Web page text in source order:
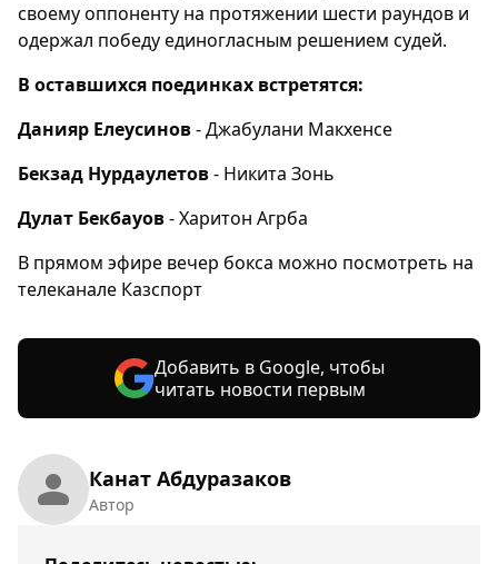
Канат Абдуразаков
Автор
своему оппоненту на протяжении шести раундов и
одержал победу единогласным решением судей.
В оставшихся поединках встретятся:
Данияр Елеусинов- Джабулани Макхенсе
Бекзад Нурдаулетов- Никита Зонь
Дулат Бекбауов- Харитон Агрба
В прямом эфире вечер бокса можно посмотреть на
телеканале Казспорт
Добавить в Google, чтобы
читать новости первым